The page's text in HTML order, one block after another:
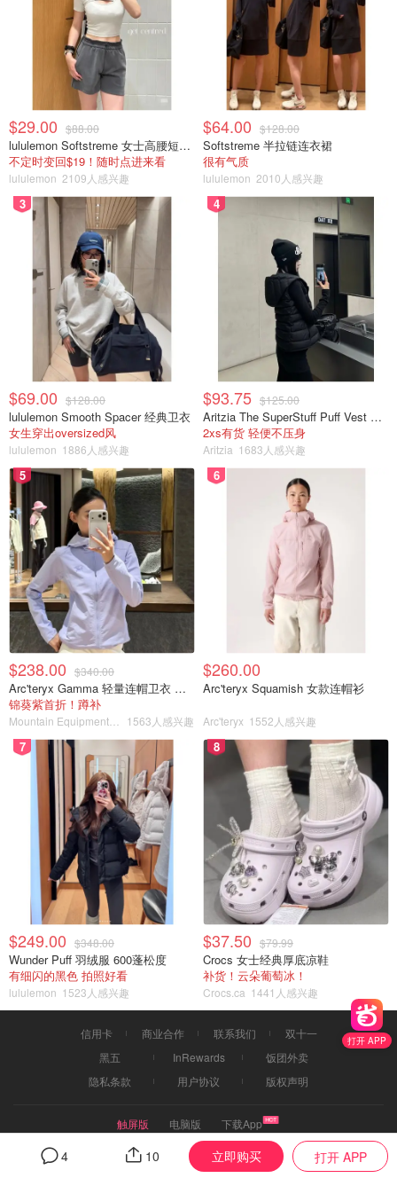
打开 APP
4 10 立即购买 打开 APP
$29.00 $88.00
lululemon Softstreme 女士高腰短裤 10cm
不定时变回$19！随时点进来看
lululemon 2109人感兴趣
$64.00 $128.00
Softstreme 半拉链连衣裙
很有气质
lululemon 2010人感兴趣
3
$69.00 $128.00
lululemon Smooth Spacer 经典卫衣
女生穿出oversized风
lululemon 1886人感兴趣
4
$93.75 $125.00
Aritzia The SuperStuff Puff Vest 轻盈亮面马甲
2xs有货 轻便不压身
Aritzia 1683人感兴趣
5
$238.00 $340.00
Arc'teryx Gamma 轻量连帽卫衣 女款
锦葵紫首折！蹲补
Mountain Equipment Company 1563人感兴趣
6
$260.00
Arc'teryx Squamish 女款连帽衫
Arc'teryx 1552人感兴趣
7
$249.00 $348.00
Wunder Puff 羽绒服 600蓬松度
有细闪的黑色 拍照好看
lululemon 1523人感兴趣
8
$37.50 $79.99
Crocs 女士经典厚底凉鞋
补货！云朵葡萄冰！
Crocs.ca 1441人感兴趣
信用卡 商业合作 联系我们
双十一
黑五
InRewards
饭团外卖
隐私条款
用户协议 版权声明
触屏版 电脑版
下载App
2017©dealmoon.ca
页面信息由用户分享或品牌、商家提供，由Dealmoon核实后发布折